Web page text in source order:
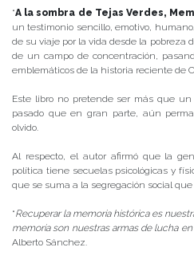
“A la sombra de Tejas Verdes,
un testimonio sencillo, emotivo,
de su viaje por la vida desde la pobreza
de un campo de concentración,
emblemáticos de la historia reciente de
Este libro no pretende ser más que
pasado que en gran parte, aún
olvido.
Al respecto, el autor afirmó que la
política tiene secuelas psicológicas y
que se suma a la segregación social
“Recuperar la memoria histórica es
memoria son nuestras armas de lucha
Alberto Sánchez.